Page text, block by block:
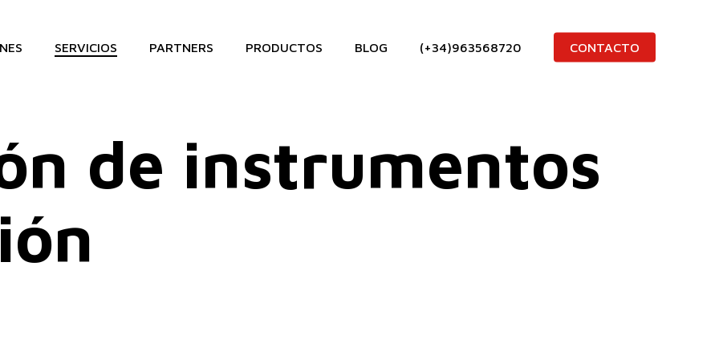
SERVICIOS PARTNERS PRODUCTOS BLOG (+34)963568720 CONTACTO
de instrumentos